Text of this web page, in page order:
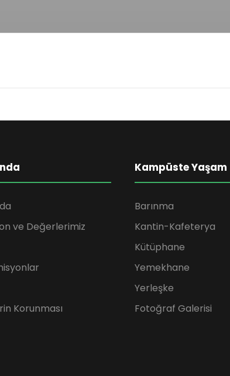
ve Değerlerimiz
Korunması
Kampüste Yaşam
Barınma
Kantin-Kafeterya
Kütüphane
Yemekhane
Yerleşke
Fotoğraf Galerisi